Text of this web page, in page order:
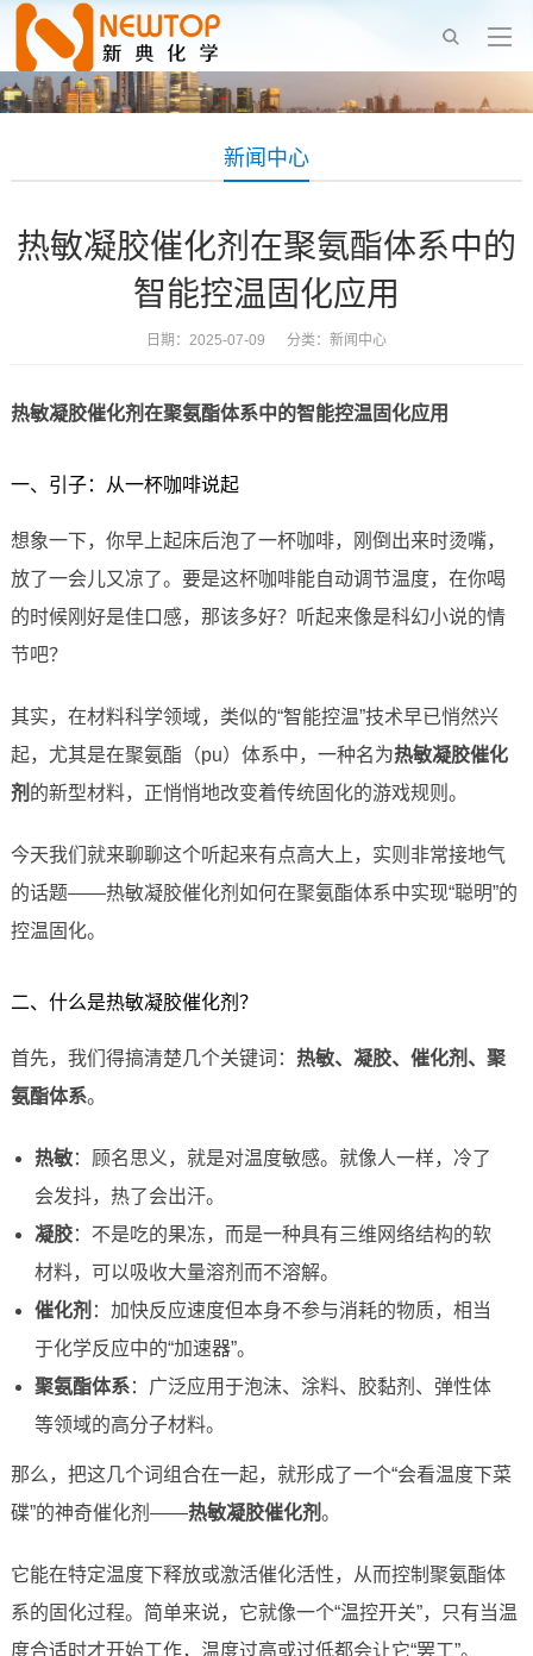
新闻中心
热敏凝胶催化剂在聚氨酯体系中的
智能控温固化应用
日期：2025-07-09 分类： 新闻中心
热敏凝胶催化剂在聚氨酯体系中的智能控温固化应用
一、引子：从一杯咖啡说起
想象一下，你早上起床后泡了一杯咖啡，刚倒出来时烫嘴，
放了一会儿又凉了。要是这杯咖啡能自动调节温度，在你喝
的时候刚好是佳口感，那该多好？听起来像是科幻小说的情
节吧？
其实，在材料科学领域，类似的“智能控温”技术早已悄然兴
起，尤其是在聚氨酯（pu）体系中，一种名为热敏凝胶催化
剂 的新型材料，正悄悄地改变着传统固化的游戏规则。
今天我们就来聊聊这个听起来有点高大上，实则非常接地气
的话题——热敏凝胶催化剂如何在聚氨酯体系中实现“聪明”的
控温固化。
二、什么是热敏凝胶催化剂？
首先，我们得搞清楚几个关键词： 热敏、凝胶、催化剂、聚
氨酯体系。
热敏：顾名思义，就是对温度敏感。就像人一样，冷了
会发抖，热了会出汗。
凝胶：不是吃的果冻，而是一种具有三维网络结构的软
材料，可以吸收大量溶剂而不溶解。
催化剂 ：加快反应速度但本身不参与消耗的物质，相当
于化学反应中的“加速器”。
聚氨酯体系：广泛应用于泡沫、涂料、胶黏剂、弹性体
等领域的高分子材料。
那么，把这几个词组合在一起，就形成了一个“会看温度下菜
碟”的神奇催化剂——热敏凝胶催化剂。
它能在特定温度下释放或激活催化活性，从而控制聚氨酯体
系的固化过程。简单来说，它就像一个“温控开关”，只有当温
度合适时才开始工作，温度过高或过低都会让它“罢工”。